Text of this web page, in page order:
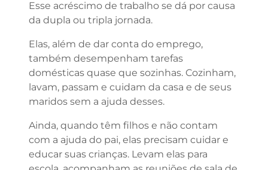
Esse acréscimo de trabalho se dá por causa
da dupla ou tripla jornada.
Elas, além de dar conta do emprego,
também desempenham tarefas
domésticas quase que sozinhas. Cozinham,
lavam, passam e cuidam da casa e de seus
maridos sem a ajuda desses.
Ainda, quando têm filhos e não contam
com a ajuda do pai, elas precisam cuidar e
educar suas crianças. Levam elas para